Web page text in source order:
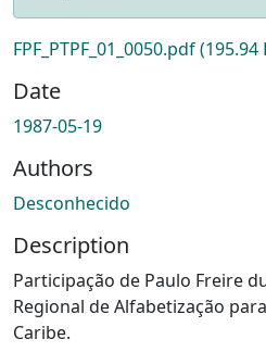
FPF_PTPF_01_0050.pdf(195.94
Date
1987-05-19
Authors
Desconhecido
Description
Participação de Paulo Freire
Regional de Alfabetização
Caribe.